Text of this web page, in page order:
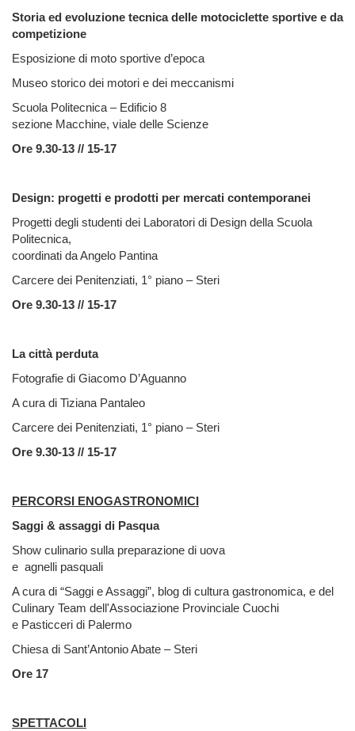
Storia ed evoluzione tecnica delle motociclette sportive e da
competizione
Esposizione di moto sportive d’epoca
Museo storico dei motori e dei meccanismi
Scuola Politecnica – Edificio 8
sezione Macchine, viale delle Scienze
Ore 9.30-13 // 15-17
Design: progetti e prodotti per mercati contemporanei
Progetti degli studenti dei Laboratori di Design della Scuola
Politecnica,
coordinati da Angelo Pantina
Carcere dei Penitenziati, 1° piano – Steri
Ore 9.30-13 // 15-17
La città perduta
Fotografie di Giacomo D’Aguanno
A cura di Tiziana Pantaleo
Carcere dei Penitenziati, 1° piano – Steri
Ore 9.30-13 // 15-17
PERCORSI ENOGASTRONOMICI
Saggi & assaggi di Pasqua
Show culinario sulla preparazione di uova
e agnelli pasquali
A cura di “Saggi e Assaggi”, blog di cultura gastronomica, e del
Culinary Team dell'Associazione Provinciale Cuochi
e Pasticceri di Palermo
Chiesa di Sant’Antonio Abate – Steri
Ore 17
SPETTACOLI